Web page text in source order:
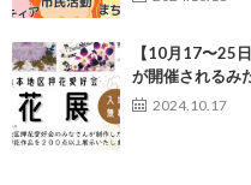
【10月17〜25
が開催されるみ
2024.10.17